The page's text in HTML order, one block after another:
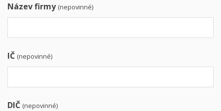
Název firmy (nepovinné)
IČ (nepovinné)
DIČ (nepovinné)